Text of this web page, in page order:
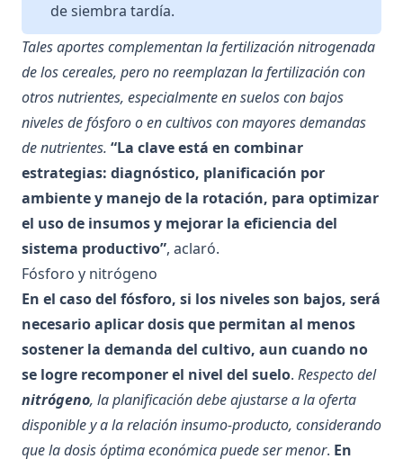
de siembra tardía.
Tales aportes complementan la fertilización nitrogenada
de los cereales, pero no reemplazan la fertilización con
otros nutrientes, especialmente en suelos con bajos
niveles de fósforo o en cultivos con mayores demandas
de nutrientes. “La clave está en combinar
estrategias: diagnóstico, planificación por
ambiente y manejo de la rotación, para optimizar
el uso de insumos y mejorar la eficiencia del
sistema productivo”, aclaró.
Fósforo y nitrógeno
En el caso del fósforo, si los niveles son bajos, será
necesario aplicar dosis que permitan al menos
sostener la demanda del cultivo, aun cuando no
se logre recomponer el nivel del suelo. Respecto del
nitrógeno, la planificación debe ajustarse a la oferta
disponible y a la relación insumo-producto, considerando
que la dosis óptima económica puede ser menor. En